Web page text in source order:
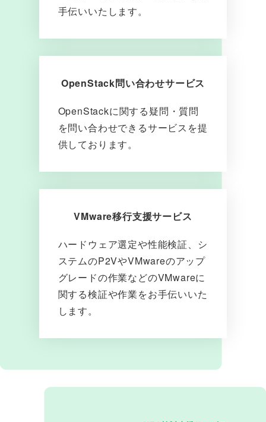
手伝いいたします。
OpenStack問い合わせサービス
OpenStackに関する疑問・質問
を問い合わせできるサービスを提
供しております。
VMware移行支援サービス
ハードウェア選定や性能検証、シ
ステムのP2VやVMwareのアップ
グレードの作業などのVMwareに
関する検証や作業をお手伝いいた
します。